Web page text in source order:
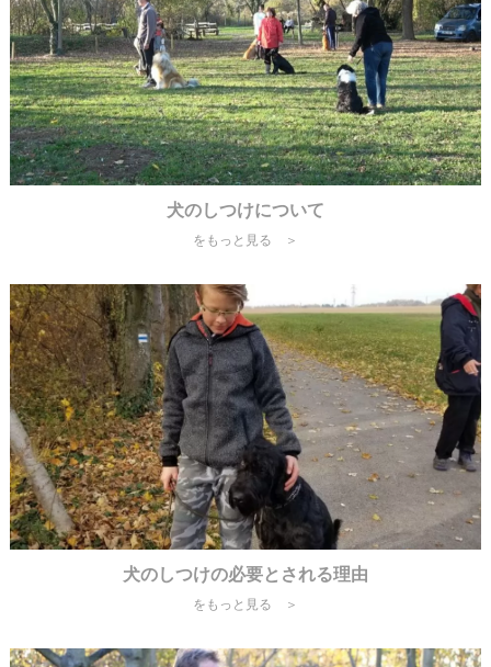
犬のしつけについて
をもっと見る ＞
犬のしつけの必要とされる理由
をもっと見る ＞